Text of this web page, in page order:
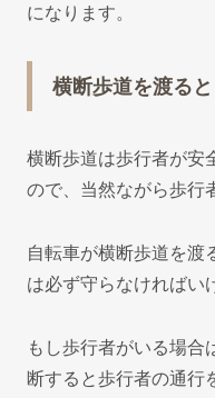
になります。
横断歩道を渡る
横断歩道は歩行者が安
ので、当然ながら歩行
自転車が横断歩道を渡
は必ず守らなければい
もし歩行者がいる場合
断すると歩行者の通行